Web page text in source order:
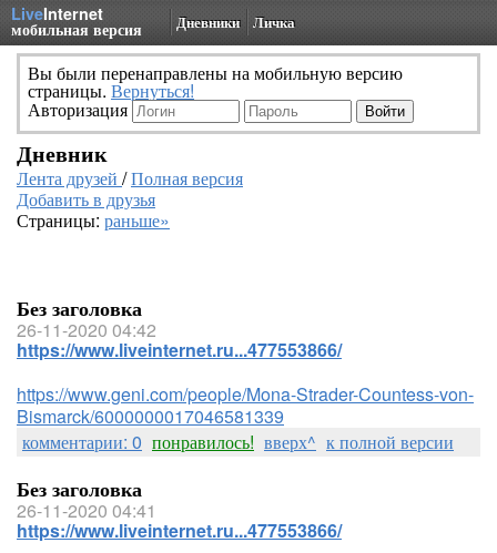
LiveInternet
мобильная версия Дневники Личка
Вы были перенаправлены на мобильную версию
страницы. Вернуться!
Авторизация
Дневник
Лента друзей /Полная версия
Добавить в друзья
Страницы: раньше»
Без заголовка
26-11-2020 04:42
https://www.liveinternet.ru...477553866/
https://www.geni.com/people/Mona-Strader-Countess-von-
Bismarck/6000000017046581339
комментарии: 0 понравилось! вверх^ к полной версии
Без заголовка
26-11-2020 04:41
https://www.liveinternet.ru...477553866/